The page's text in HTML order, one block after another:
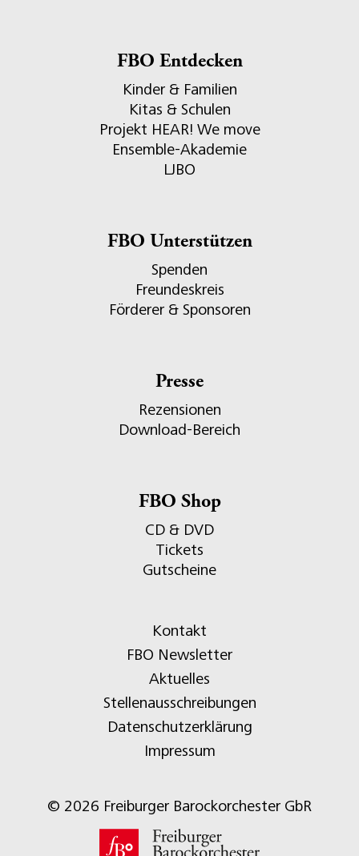
FBO Entdecken
Kinder & Familien
Kitas & Schulen
Projekt HEAR! We move
Ensemble-Akademie
LJBO
FBO Unterstützen
Spenden
Freundeskreis
Förderer & Sponsoren
Presse
Rezensionen
Download-Bereich
FBO Shop
CD & DVD
Tickets
Gutscheine
Kontakt
FBO Newsletter
Aktuelles
Stellenausschreibungen
Datenschutzerklärung
Impressum
© 2026 Freiburger Barockorchester GbR